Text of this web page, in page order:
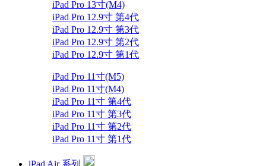
iPad Pro 13寸(M4)
iPad Pro 12.9寸 第4代
iPad Pro 12.9寸 第3代
iPad Pro 12.9寸 第2代
iPad Pro 12.9寸 第1代
iPad Pro 11寸(M5)
iPad Pro 11寸(M4)
iPad Pro 11寸 第4代
iPad Pro 11寸 第3代
iPad Pro 11寸 第2代
iPad Pro 11寸 第1代
iPad Air 系列